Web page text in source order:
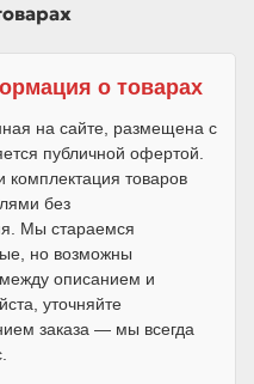
о товарах
на сайте, размещена с
публичной офертой.
комплектация товаров
без
Мы стараемся
но возможны
описанием и
уточняйте
заказа — мы всегда